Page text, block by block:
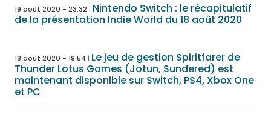
19 août 2020 - 23:32
Nintendo Switch : le récapitulatif
de la présentation Indie World du 18 août 2020
18 août 2020 - 19:54
Le jeu de gestion Spiritfarer de
Thunder Lotus Games (Jotun, Sundered) est
maintenant disponible sur Switch, PS4, Xbox One
et PC